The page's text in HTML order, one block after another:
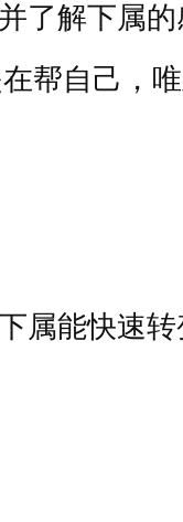
了解下属的
帮自己，
属能快速